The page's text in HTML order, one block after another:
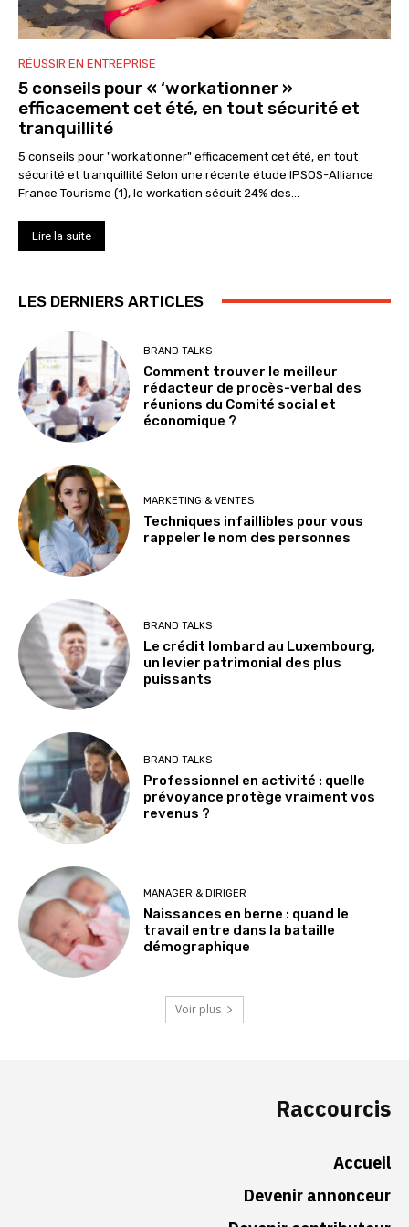
RÉUSSIR EN ENTREPRISE
5 conseils pour « ‘workationner »
efficacement cet été, en tout sécurité et
tranquillité
5 conseils pour "workationner" efficacement cet été, en tout
sécurité et tranquillité Selon une récente étude IPSOS-Alliance
France Tourisme (1), le workation séduit 24% des...
Lire la suite
LES DERNIERS ARTICLES
BRAND TALKS
Comment trouver le meilleur
rédacteur de procès-verbal des
réunions du Comité social et
économique ?
MARKETING & VENTES
Techniques infaillibles pour vous
rappeler le nom des personnes
BRAND TALKS
Le crédit lombard au Luxembourg,
un levier patrimonial des plus
puissants
BRAND TALKS
Professionnel en activité : quelle
prévoyance protège vraiment vos
revenus ?
MANAGER & DIRIGER
Naissances en berne : quand le
travail entre dans la bataille
démographique
Voir plus
Raccourcis
Accueil
Devenir annonceur